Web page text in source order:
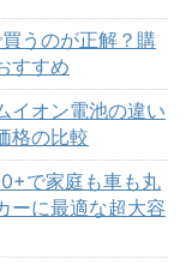
うのが正解？購
すすめ
イオン電池の違い
格の比較
で家庭も車も丸
ーに最適な超大容